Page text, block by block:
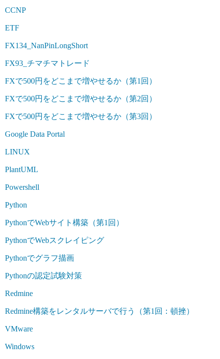
CCNP
ETF
FX134_NanPinLongShort
FX93_チマチマトレード
FXで500円をどこまで増やせるか（第1回）
FXで500円をどこまで増やせるか（第2回）
FXで500円をどこまで増やせるか（第3回）
Google Data Portal
LINUX
PlantUML
Powershell
Python
PythonでWebサイト構築（第1回）
PythonでWebスクレイピング
Pythonでグラフ描画
Pythonの認定試験対策
Redmine
Redmine構築をレンタルサーバで行う（第1回：頓挫）
VMware
Windows